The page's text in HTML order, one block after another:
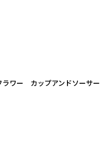
ワー カップアンドソーサー